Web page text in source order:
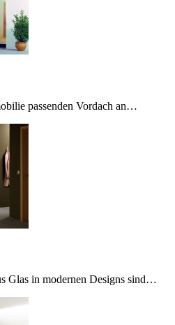
passenden Vordach an…
Glas in modernen Designs sind…